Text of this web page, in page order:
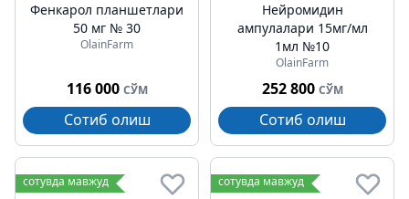
Фенкарол планшетлари
50 мг № 30
OlainFarm
116 000 СЎМ
Сотиб олиш
Нейромидин
ампулалари 15мг/мл
1мл №10
OlainFarm
252 800 СЎМ
Сотиб олиш
сотувда мавжуд сотувда мавжуд